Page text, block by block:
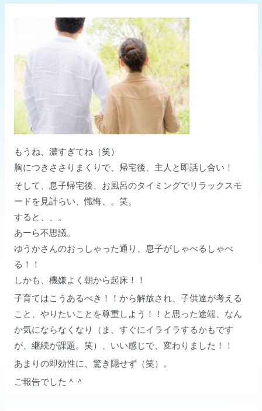
もうね、濃すぎてね（笑）
胸につきささりまくりで、帰宅後、主人と即話し合い！
そして、息子帰宅後、お風呂のタイミングでリラックスモ
ードを見計らい、懺悔、。笑。
すると、、。
あーら不思議。
ゆうかさんのおっしゃった通り、息子がしゃべるしゃべ
る！！
しかも、機嫌よく朝から起床！！
子育てはこうあるべき！！から解放され、子供達が考える
こと、やりたいことを尊重しよう！！と思った途端、なん
か気にならなくなり（ま、すぐにイライラするかもです
が、継続が課題。笑）、いい感じで、変わりました！！
あまりの即効性に、驚き隠せず（笑）。
ご報告でした＾＾